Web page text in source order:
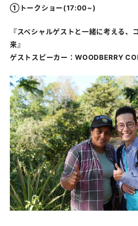
①トークショー(17:00~)
『スペシャルゲストと一緒に考える、
来』
ゲストスピーカー：WOODBERRY